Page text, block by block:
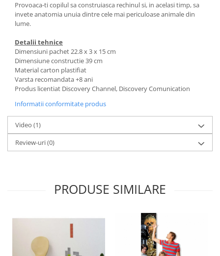
Provoaca-ti copilul sa construiasca rechinul si, in acelasi timp, sa
invete anatomia unuia dintre cele mai periculoase animale din
lume.
Detalii tehnice
Dimensiuni pachet 22.8 x 3 x 15 cm
Dimensiune constructie 39 cm
Material carton plastifiat
Varsta recomandata +8 ani
Produs licentiat Discovery Channel, Discovery Comunication
Informatii conformitate produs
Video (1)
Review-uri(0)
PRODUSE SIMILARE